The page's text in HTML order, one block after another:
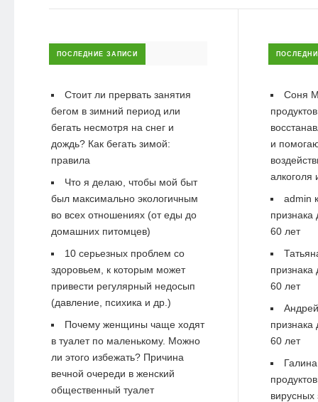
ПОСЛЕДНИЕ ЗАПИСИ
Стоит ли прервать занятия
бегом в зимний период или
бегать несмотря на снег и
дождь? Как бегать зимой:
правила
Что я делаю, чтобы мой быт
был максимально экологичным
во всех отношениях (от еды до
домашних питомцев)
10 серьезных проблем со
здоровьем, к которым может
привести регулярный недосып
(давление, психика и др.)
Почему женщины чаще ходят
в туалет по маленькому. Можно
ли этого избежать? Причина
вечной очереди в женский
общественный туалет
Соня
и
алкоголя
admin
60 лет
60 лет
Андрей
60 лет
Галина
вирусных